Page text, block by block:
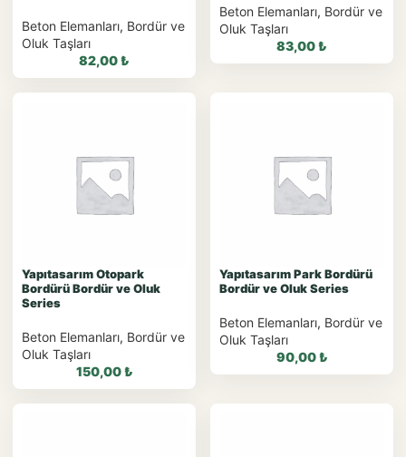
Beton Elemanları, Bordür ve
Oluk Taşları
82,00₺
WhatsApp ile
Sipariş
Beton Elemanları, Bordür ve
Oluk Taşları
83,00₺
Sipariş
WhatsApp Teklif Al
Yapıtasarım Otopark
Bordürü Bordür ve Oluk
Series
Beton Elemanları, Bordür ve
Oluk Taşları
150,00₺
Yapıtasarım Park Bordürü
Bordür ve Oluk Series
Beton Elemanları, Bordür ve
Oluk Taşları
90,00₺